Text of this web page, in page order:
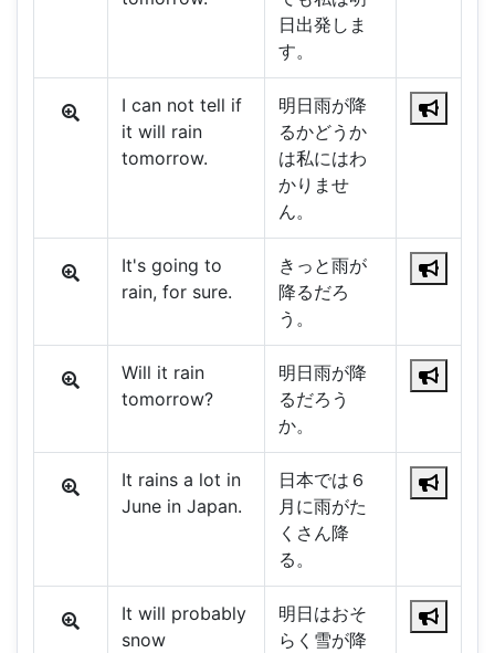
日出発しま
す。
I can not tell if
it will rain
tomorrow.
明日雨が降
るかどうか
は私にはわ
かりませ
ん。
It's going to
rain, for sure.
きっと雨が
降るだろ
う。
Will it rain
tomorrow?
明日雨が降
るだろう
か。
It rains a lot in
June in Japan.
日本では６
月に雨がた
くさん降
る。
It will probably
snow
明日はおそ
らく雪が降